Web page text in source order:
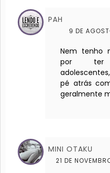
PAH
9 DE
Nem tenho
por ter
pé atrás
geralmente
MINI OTAKU
21 DE